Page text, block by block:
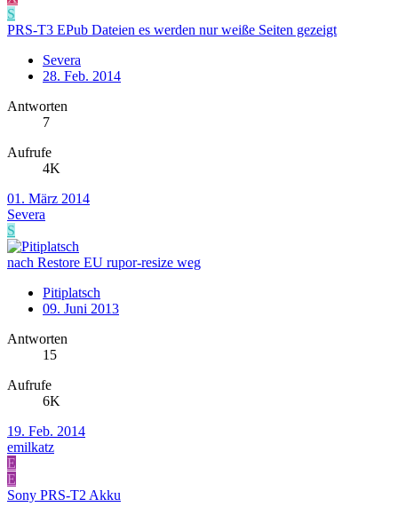
S
PRS-T3 EPub Dateien es werden nur weiße Seiten gezeigt
Severa
28. Feb. 2014
Antworten
7
Aufrufe
4K
01. März 2014
Severa
S
nach Restore EU rupor-resize weg
Pitiplatsch
09. Juni 2013
Antworten
15
Aufrufe
6K
19. Feb. 2014
emilkatz
E
E
Sony PRS-T2 Akku